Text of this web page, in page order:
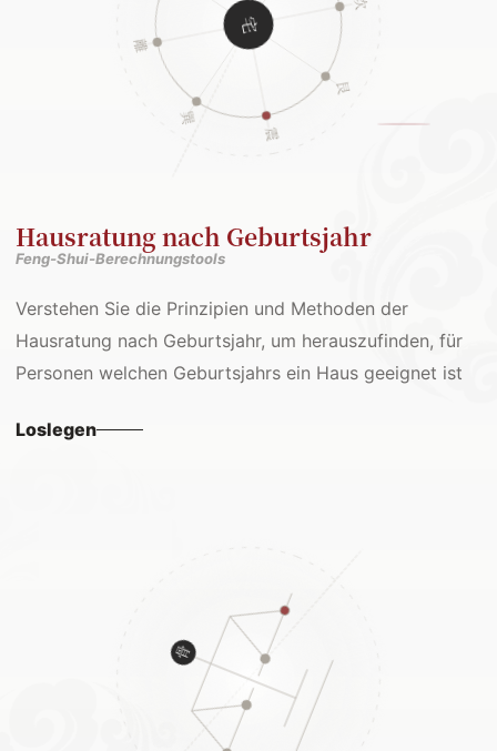
Hausratung nach Geburtsjahr
Feng-Shui-Berechnungstools
Verstehen Sie die Prinzipien und Methoden der
Hausratung nach Geburtsjahr, um herauszufinden, für
Personen welchen Geburtsjahrs ein Haus geeignet ist
Loslegen